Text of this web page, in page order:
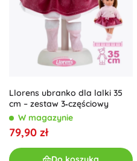
Llorens ubranko dla lalki 35
cm – zestaw 3‑częściowy
W magazynie
79,90 zł